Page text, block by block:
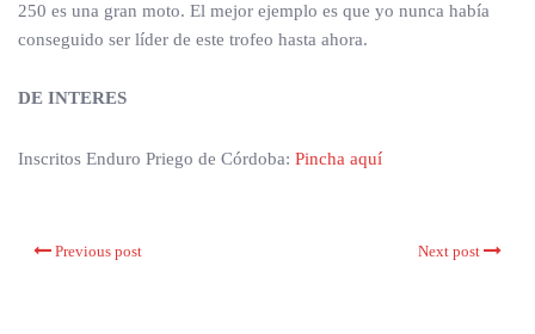
250 es una gran moto. El mejor ejemplo es que yo nunca había
conseguido ser líder de este trofeo hasta ahora.
DE INTERES
Inscritos Enduro Priego de Córdoba: Pincha aquí
Previous post Next post